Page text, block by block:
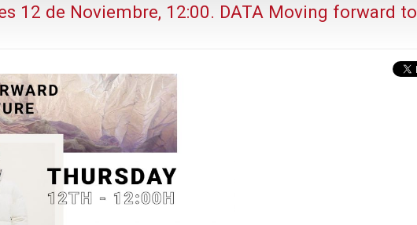
12 de Noviembre, 12:00. DATA Moving forward to